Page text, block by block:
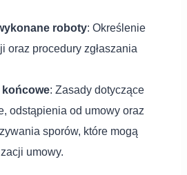
roboty: Określenie
oraz procedury zgłaszania
końcowe: Zasady dotyczące
odstąpienia od umowy oraz
sporów, które mogą
umowy.